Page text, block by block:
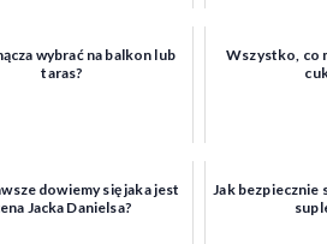
wybrać na balkon lub
taras?
Wszystko, co
dowiemy się jaka jest
Jacka Danielsa?
Jak bezpiecznie